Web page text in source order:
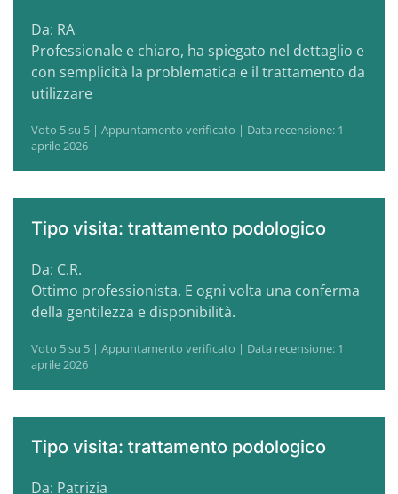
Da: RA
Professionale e chiaro, ha spiegato nel dettaglio e
con semplicità la problematica e il trattamento da
utilizzare
Voto 5 su 5 | Appuntamento verificato | Data recensione: 1
aprile 2026
Tipo visita: trattamento podologico
Da: C.R.
Ottimo professionista. E ogni volta una conferma
della gentilezza e disponibilità.
Voto 5 su 5 | Appuntamento verificato | Data recensione: 1
aprile 2026
Tipo visita: trattamento podologico
Da: Patrizia